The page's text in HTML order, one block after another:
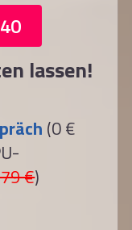
lassen!
(0 €
€)